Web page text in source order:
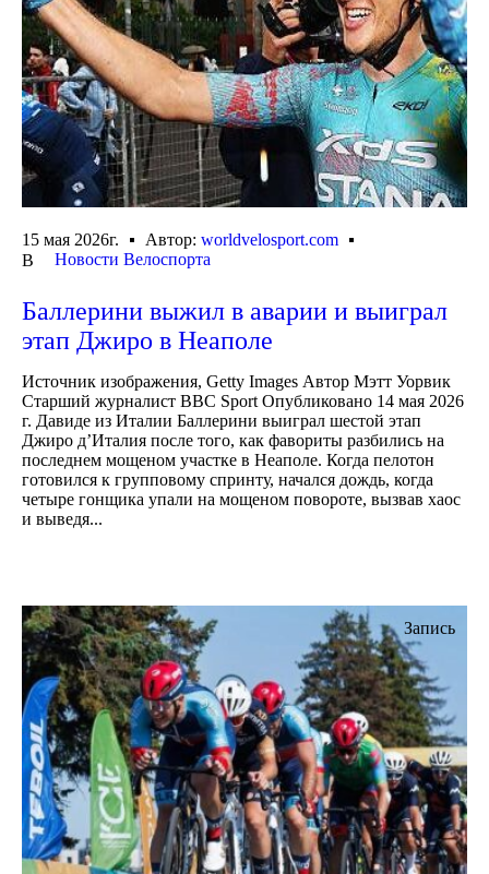
15 мая 2026г. Автор: worldvelosport.com
В
Новости Велоспорта
Баллерини выжил в аварии и выиграл
этап Джиро в Неаполе
Источник изображения, Getty Images Автор Мэтт Уорвик
Старший журналист BBC Sport Опубликовано 14 мая 2026
г. Давиде из Италии Баллерини выиграл шестой этап
Джиро д’Италия после того, как фавориты разбились на
последнем мощеном участке в Неаполе. Когда пелотон
готовился к групповому спринту, начался дождь, когда
четыре гонщика упали на мощеном повороте, вызвав хаос
и выведя...
Запись